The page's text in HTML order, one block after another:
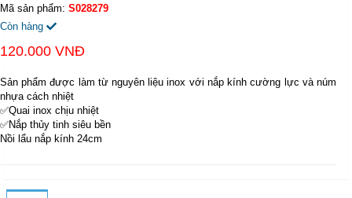
Mã sản phẩm: S028279
Còn hàng
120.000 VNĐ
Sản phẩm được làm từ nguyên liệu inox với nắp kính cường lực và núm
nhựa cách nhiệt
✅Quai inox chịu nhiệt
✅Nắp thủy tinh siêu bền
Nồi lẩu nắp kính 24cm